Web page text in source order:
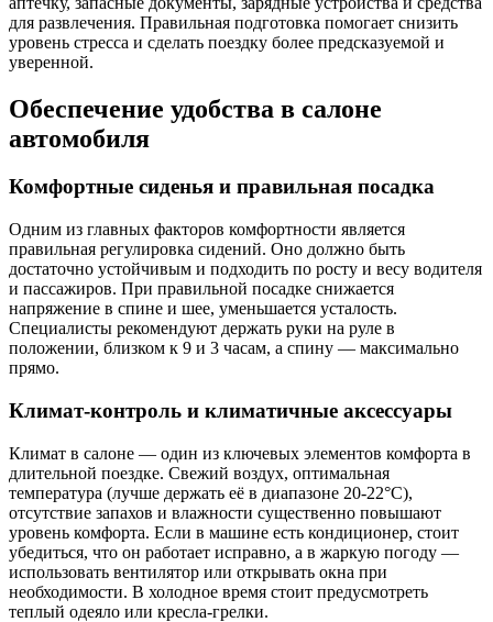
для развлечения. Правильная подготовка помогает снизить
уровень стресса и сделать поездку более предсказуемой и
уверенной.
Обеспечение удобства в салоне
автомобиля
Комфортные сиденья и правильная посадка
Одним из главных факторов комфортности является
правильная регулировка сидений. Оно должно быть
достаточно устойчивым и подходить по росту и весу водителя
и пассажиров. При правильной посадке снижается
напряжение в спине и шее, уменьшается усталость.
Специалисты рекомендуют держать руки на руле в
положении, близком к 9 и 3 часам, а спину — максимально
прямо.
Климат-контроль и климатичные аксессуары
Климат в салоне — один из ключевых элементов комфорта в
длительной поездке. Свежий воздух, оптимальная
температура (лучше держать её в диапазоне 20-22°C),
отсутствие запахов и влажности существенно повышают
уровень комфорта. Если в машине есть кондиционер, стоит
убедиться, что он работает исправно, а в жаркую погоду —
использовать вентилятор или открывать окна при
необходимости. В холодное время стоит предусмотреть
теплый одеяло или кресла-грелки.